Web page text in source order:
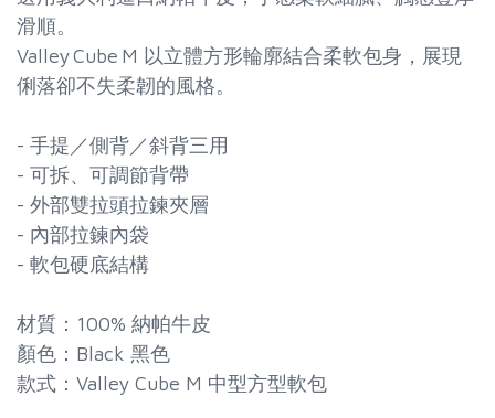
滑順。
Valley Cube M 以立體方形輪廓結合柔軟包身，展現
俐落卻不失柔韌的風格。
- 手提／側背／斜背三用
- 可拆、可調節背帶
- 外部雙拉頭拉鍊夾層
- 內部拉鍊內袋
- 軟包硬底結構
材質：100% 納帕牛皮
顏色：Black 黑色
款式：Valley Cube M 中型方型軟包